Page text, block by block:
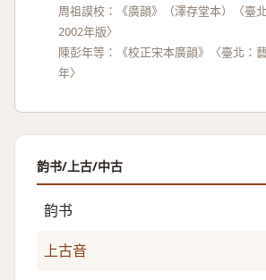
周祖謨校：《廣韻》（澤存堂本）〈臺
2002年版〉
陳彭年等：《校正宋本廣韻》〈臺北：
年〉
韵书/上古/中古
韵书
上古音